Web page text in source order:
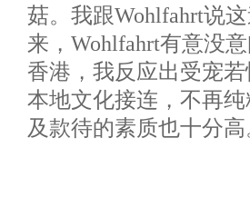
菇。我跟Wohlfahrt说
来，Wohlfahrt有意没
香港，我反应出受宠
本地文化接连，不再
及款待的素质也十分高